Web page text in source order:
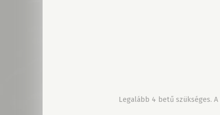
Legalább 4 betű szükséges.